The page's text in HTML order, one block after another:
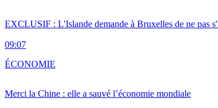
EXCLUSIF : L'Islande demande à Bruxelles de ne pas
09:07
Merci la Chine : elle a sauvé l’économie mondiale
ÉCONOMIE